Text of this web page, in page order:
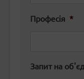
Професія *
Запит на